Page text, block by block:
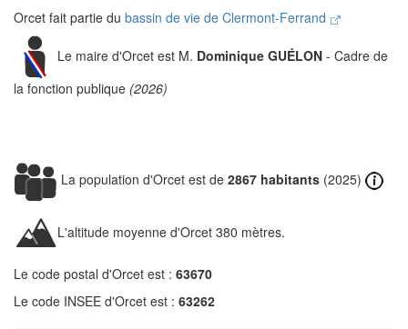
Orcet fait partie du bassin de vie de Clermont-Ferrand
Le maire d'Orcet est M. Dominique GUÉLON - Cadre de
la fonction publique (2026)
La population d'Orcet est de 2867 habitants (2025)
L'altitude moyenne d'Orcet 380 mètres.
Le code postal d'Orcet est : 63670
Le code INSEE d'Orcet est : 63262